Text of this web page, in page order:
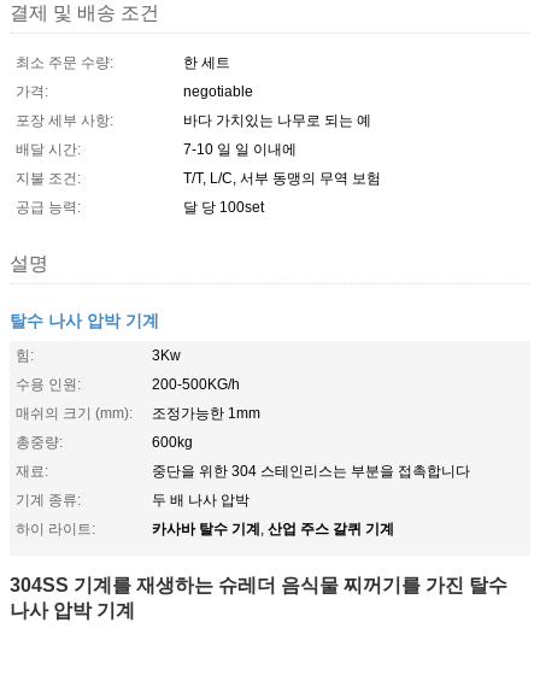
결제 및 배송 조건
최소 주문 수량:
한 세트
가격:
negotiable
포장 세부 사항:
바다 가치있는 나무로 되는 예
배달 시간:
7-10 일 일 이내에
지불 조건:
T/T, L/C, 서부 동맹의 무역 보험
공급 능력:
달 당 100set
설명
탈수 나사 압박 기계
힘:
3Kw
수용 인원:
200-500KG/h
매쉬의 크기 (mm):
조정가능한 1mm
총중량:
600kg
재료:
중단을 위한 304 스테인리스는 부분을 접촉합니다
기계 종류:
두 배 나사 압박
하이 라이트:
카사바 탈수 기계, 산업 주스 갈퀴 기계
304SS 기계를 재생하는 슈레더 음식물 찌꺼기를 가진 탈수
나사 압박 기계